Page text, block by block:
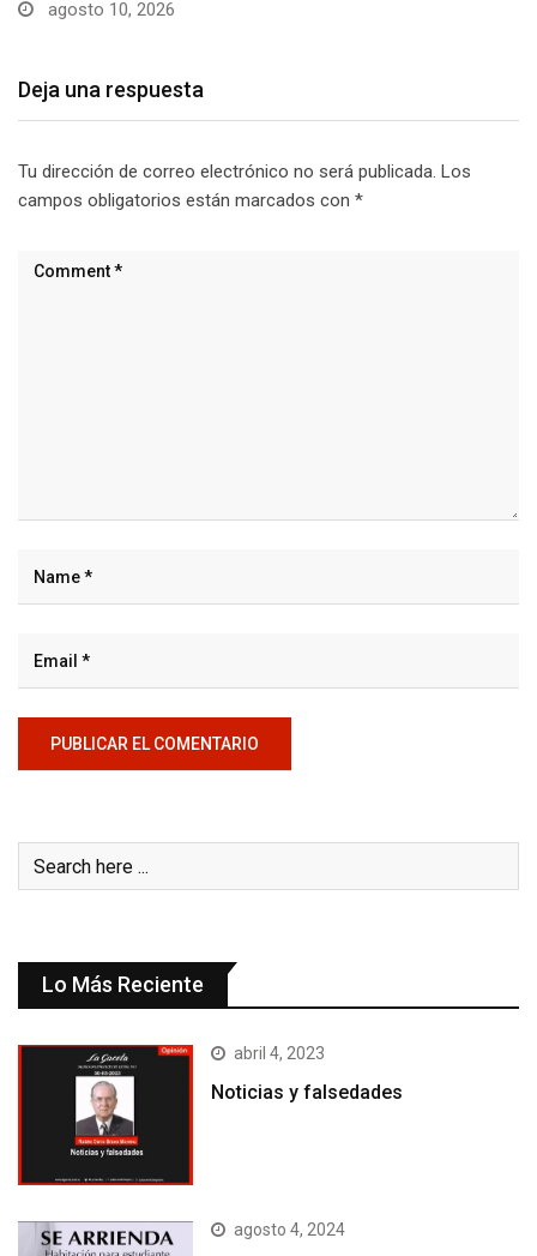
agosto 10, 2026
Deja una respuesta
Tu dirección de correo electrónico no será publicada. Los
campos obligatorios están marcados con *
Lo Más Reciente
abril 4, 2023
Noticias y falsedades
agosto 4, 2024